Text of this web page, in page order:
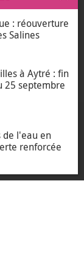
pour des
de mesure
données à
personnelles
: réouverture
Salines
à Aytré : fin
25 septembre
de l'eau en
renforcée